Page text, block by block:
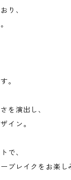
り、
。
を演出し、
イン。
で、
ブレイクをお楽し